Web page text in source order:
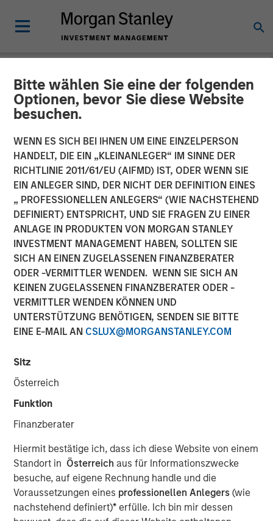
Bitte wählen Sie eine der folgenden
Optionen, bevor Sie diese Website
besuchen.
WENN ES SICH BEI IHNEN UM EINE EINZELPERSON
HANDELT, DIE EIN „KLEINANLEGER“ IM SINNE DER
RICHTLINIE 2011/61/EU (AIFMD) IST, ODER WENN SIE
EIN ANLEGER SIND, DER NICHT DER DEFINITION EINES
„ PROFESSIONELLEN ANLEGERS“ (WIE NACHSTEHEND
DEFINIERT) ENTSPRICHT, UND SIE FRAGEN ZU EINER
ANLAGE IN PRODUKTEN VON MORGAN STANLEY
INVESTMENT MANAGEMENT HABEN, SOLLTEN SIE
SICH AN EINEN ZUGELASSENEN FINANZBERATER
ODER -VERMITTLER WENDEN. WENN SIE SICH AN
KEINEN ZUGELASSENEN FINANZBERATER ODER -
VERMITTLER WENDEN KÖNNEN UND
UNTERSTÜTZUNG BENÖTIGEN, SENDEN SIE BITTE
EINE E-MAIL AN CSLUX@MORGANSTANLEY.COM
Sitz
Österreich
Funktion
Finanzberater
Hiermit bestätige ich, dass ich diese Website von einem
Standort in Österreich aus für Informationszwecke
besuche, auf eigene Rechnung handle und die
Voraussetzungen eines professionellen Anlegers(wie
nachstehend definiert)* erfülle. Ich bin mir dessen
NEWSROOM
Fisher Container Holdings,
LLC Adds Industry Veteran
Dan Donofrio to
Management Team
05 FEBRUAR 2018
BUFFALO GROVE, IL— Feb 5, 2018
Fisher Container, a leading provider of custom flexible
announced the addition of Dan Donofrio to its executive
team as Chief Operations Officer.
Mr. Donofrio brings over 25 years of operations
leadership experience in a variety of packaging related
recently as Vice President of Operations at Havi Global
Services. Throughout his career he has driven value in
operations, engineering, quality assurance and graphic
services roles, in both domestic and international
markets. Dan has excelled in delivering operational